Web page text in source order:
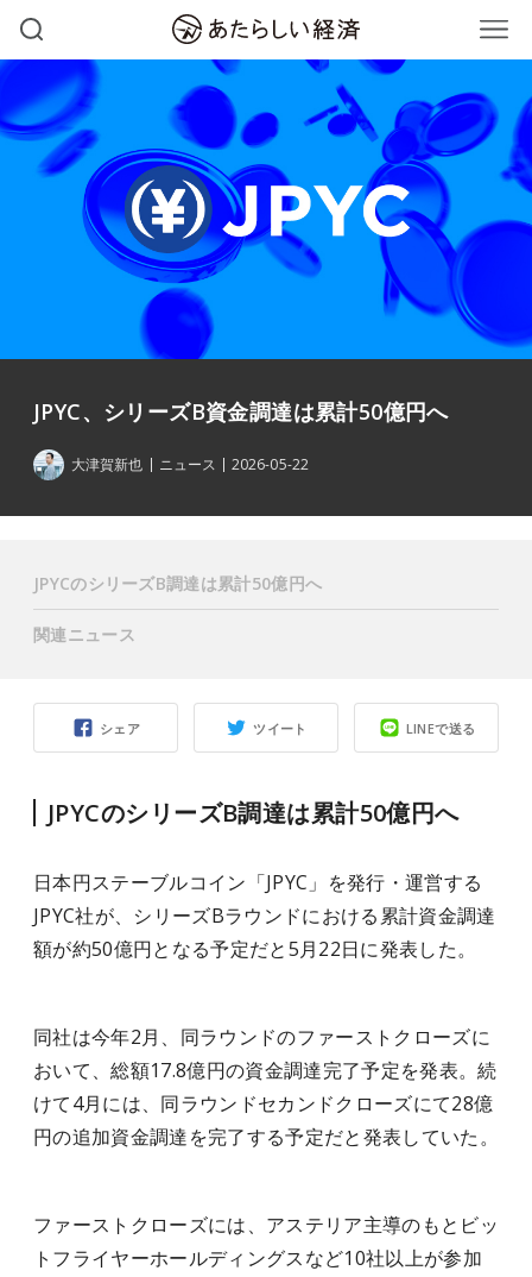
JPYC、シリーズB資金調達は累計50億円へ
大津賀新也 ニュース 2026-05-22
シェア ツイート LINEで送る
JPYCのシリーズB調達は累計50億円へ
日本円ステーブルコイン「JPYC」を発行・運営する
JPYC社が、シリーズBラウンドにおける累計資金調達
額が約50億円となる予定だと5月22日に発表した。
同社は今年2月、同ラウンドのファーストクローズに
おいて、総額17.8億円の資金調達完了予定を発表。続
けて4月には、同ラウンドセカンドクローズにて28億
円の追加資金調達を完了する予定だと発表していた。
ファーストクローズには、アステリア主導のもとビッ
トフライヤーホールディングスなど10社以上が参加
JPYCのシリーズB調達は累計50億円へ
関連ニュース